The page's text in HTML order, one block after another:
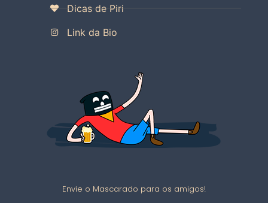
Dicas de Piri
Link da Bio
Envie o Mascarado para os amigos!